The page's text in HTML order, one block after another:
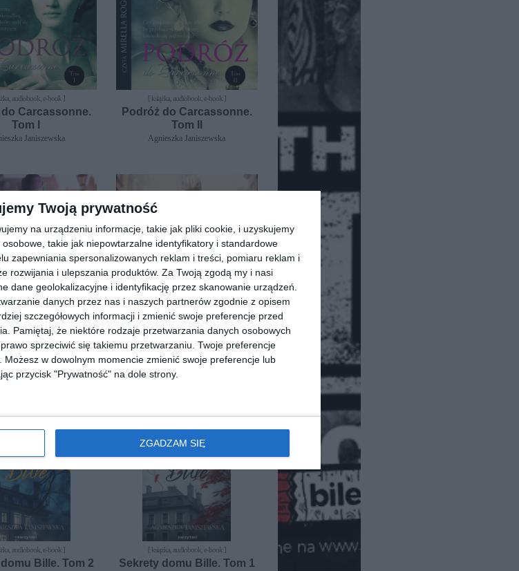
Twoją prywatność
na urządzeniu informacje, takie jak pliki cookie, i uzyskujemy
takie jak niepowtarzalne identyfikatory i standardowe
zapewniania spersonalizowanych reklam i treści, pomiaru reklam i
rozwijania i ulepszania produktów. Za Twoją zgodą my i nasi
dane geolokalizacyjne i identyfikację przez skanowanie urządzeń.
danych przez nas i naszych partnerów zgodnie z opisem
szczegółowych informacji i zmienić swoje preferencje przed
Pamiętaj, że niektóre rodzaje przetwarzania danych osobowych
sprzeciwić się takiemu przetwarzaniu. Twoje preferencje
w dowolnym momencie zmienić swoje preferencje lub
przycisk "Prywatność" na dole strony.
ZGADZAM SIĘ
audiobook, e-book ]
do Carcassonne.
Tom I
Janiszewska
[ książka, audiobook, e-book ]
Podróż do Carcassonne.
Tom II
Agnieszka Janiszewska
audiobook, e-book ]
drzewa.
Tom 2
Janiszewska
[ książka, audiobook, e-book ]
Owoce zatrutego drzewa.
Tom 1
Agnieszka Janiszewska
audiobook, e-book ]
Bille. Tom 2
[ książka, audiobook, e-book ]
Sekrety domu Bille. Tom 1